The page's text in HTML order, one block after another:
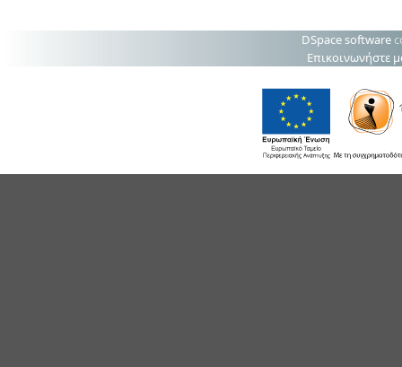
DSpace software
Επικοινωνήστε